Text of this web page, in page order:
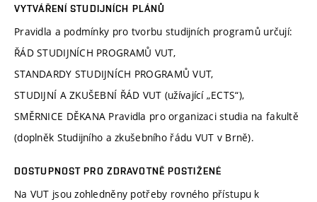
VYTVÁŘENÍ STUDIJNÍCH PLÁNŮ
Pravidla a podmínky pro tvorbu studijních programů určují:
ŘÁD STUDIJNÍCH PROGRAMŮ VUT,
STANDARDY STUDIJNÍCH PROGRAMŮ VUT,
STUDIJNÍ A ZKUŠEBNÍ ŘÁD VUT (užívající „ECTS“),
SMĚRNICE DĚKANA Pravidla pro organizaci studia na fakultě
(doplněk Studijního a zkušebního řádu VUT v Brně).
DOSTUPNOST PRO ZDRAVOTNĚ POSTIŽENÉ
Na VUT jsou zohledněny potřeby rovného přístupu k